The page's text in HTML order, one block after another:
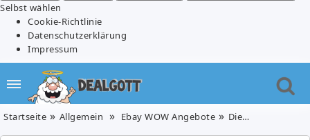
Selbst wählen
Cookie-Richtlinie
Datenschutzerklärung
Impressum
Startseite Allgemein Ebay WOW Angebote Die heutigen eBay WOW Angebote in der Übersicht